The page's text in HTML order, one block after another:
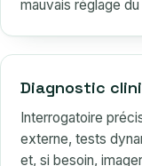
mauvais réglage
Diagnostic
Interrogatoire
externe, tests
et, si besoin,